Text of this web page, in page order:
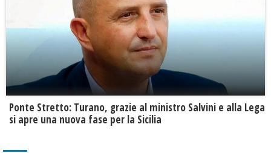
Ponte Stretto: Turano, grazie al ministro Salvini e alla Lega
si apre una nuova fase per la Sicilia